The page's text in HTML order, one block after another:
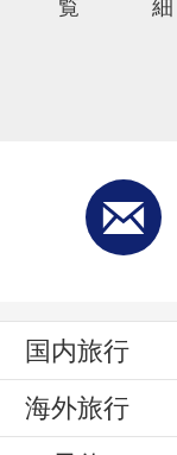
覧
細
国内旅行
海外旅行